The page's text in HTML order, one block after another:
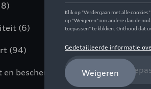
(6)
(94)
bescherming (373)